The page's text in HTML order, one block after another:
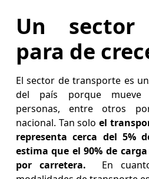
Un
para de
El sector de transporte es
del país porque mueve
personas, entre otros
nacional. Tan soloel
representa cerca del 5%
estima que el 90% de
por carretera. En